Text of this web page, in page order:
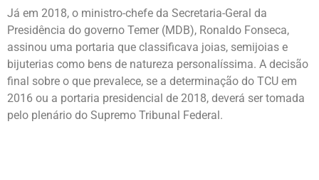
Já em 2018, o ministro-chefe da Secretaria-Geral da
Presidência do governo Temer (MDB), Ronaldo Fonseca,
assinou uma portaria que classificava joias, semijoias e
bijuterias como bens de natureza personalíssima. A decisão
final sobre o que prevalece, se a determinação do TCU em
2016 ou a portaria presidencial de 2018, deverá ser tomada
pelo plenário do Supremo Tribunal Federal.